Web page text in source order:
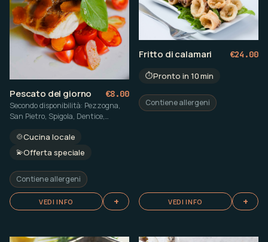
Pescato del giorno €8.00
Secondo disponibilità: Pezzogna,
San Pietro, Spigola, Dentice,
🍲Cucina locale
💫Offerta speciale
Contiene allergeni
VEDI INFO +
Fritto di calamari €24.00
⏱️Pronto in 10 min
Contiene allergeni
VEDI INFO +